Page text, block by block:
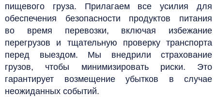
пищевого груза. Прилагаем все усилия для
обеспечения безопасности продуктов питания
во время перевозки, включая избежание
перегрузов и тщательную проверку транспорта
перед выездом. Мы внедрили страхование
грузов, чтобы минимизировать риски. Это
гарантирует возмещение убытков в случае
неожиданных событий.